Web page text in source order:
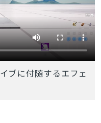
ブに付随するエフェ